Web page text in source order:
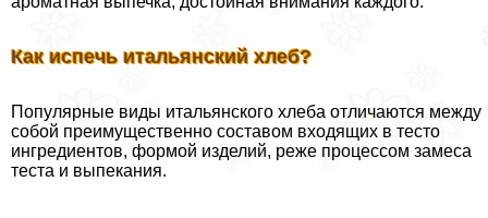
Как испечь итальянский хлеб?
Популярные виды итальянского хлеба отличаются между
собой преимущественно составом входящих в тесто
ингредиентов, формой изделий, реже процессом замеса
теста и выпекания.